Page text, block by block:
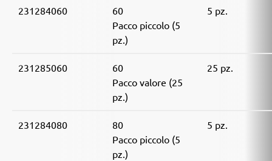
231284060
60
Pacco piccolo (5
pz.)
5 pz.
231285060
60
Pacco valore (25
pz.)
25 pz.
231284080
80
Pacco piccolo (5
pz.)
5 pz.